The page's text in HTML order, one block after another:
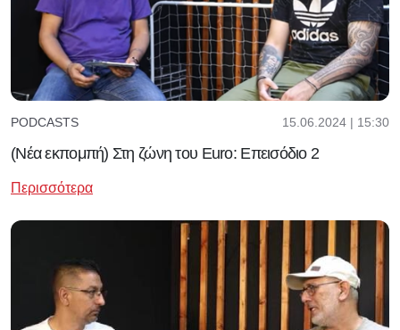
PODCASTS 15.06.2024 | 15:30
(Νέα εκπομπή) Στη ζώνη του Euro: Επεισόδιο 2
Περισσότερα